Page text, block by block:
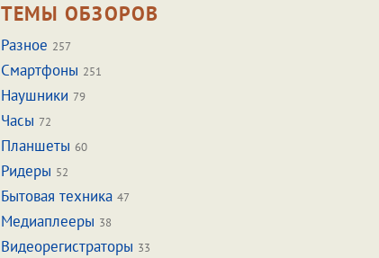
ТЕМЫ ОБЗОРОВ
Разное 257
Смартфоны 251
Наушники 79
Часы 72
Планшеты 60
Ридеры 52
Бытовая техника 47
Медиаплееры 38
Видеорегистраторы 33